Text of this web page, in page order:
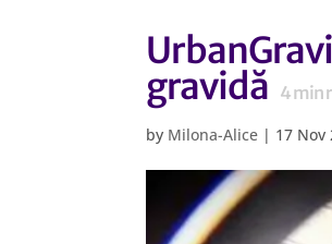
gravidă 4min
by Milona-Alice | 17 Nov